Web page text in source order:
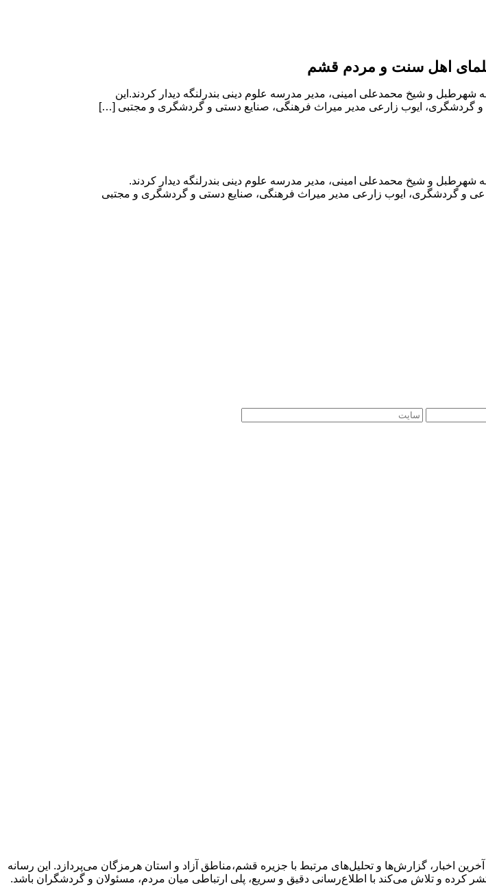
علمای اهل سنت و مردم قشم
و شیخ محمدعلی امینی، مدیر مدرسه علوم دینی بندرلنگه دیدار کردند.این
و گردشگری، ایوب زارعی مدیر میراث فرهنگی، صنایع دستی و گردشگری و مجتبی […]
و شیخ محمدعلی امینی، مدیر مدرسه علوم دینی بندرلنگه دیدار کردند.
و گردشگری، ایوب زارعی مدیر میراث فرهنگی، صنایع دستی و گردشگری و مجتبی
اخبار، گزارش‌ها و تحلیل‌های مرتبط با جزیره قشم،مناطق آزاد و استان هرمزگان می‌پردازد. این رسانه
کرده و تلاش می‌کند با اطلاع‌رسانی دقیق و سریع، پلی ارتباطی میان مردم، مسئولان و گردشگران باشد.